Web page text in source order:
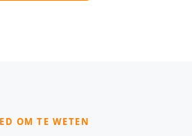
OM TE WETEN